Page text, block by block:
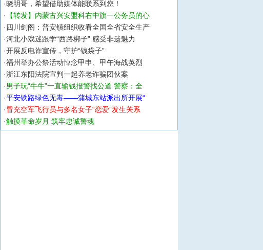
·晓明哥，希望借助媒体能联系到您！
· 【转发】内蒙古兴安盟科右中旗一公务员的心
·四川剑阁：普安镇组织收看全国全省安全生产
·河北小戏迷跟学“西路梆子” 感受非遗魅力
·开展反电诈宣传，守护“钱袋子”
·福州举办公祭活动悼念甲申、甲午海战英烈
·浙江东阳法院宣判一起养老诈骗团伙案
·男子玩“牛牛”一直输钱报警找公道 警察：全
·平安铁路绿色无毒——蒲城东站派出所开展“
·冒充空军飞行员与多名女子“恋爱”发生关系
·触摸革命岁月 筑牢忠诚警魂